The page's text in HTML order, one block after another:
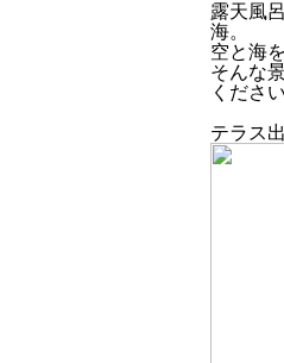
露天風
海。
空と海
そんな
くださ
テラス